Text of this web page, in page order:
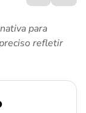
para
refletir